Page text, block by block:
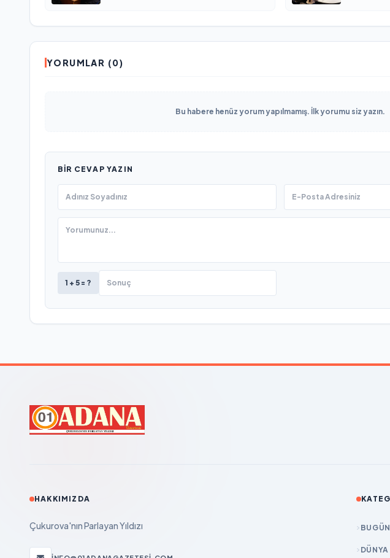
YORUMLAR (0)
Bu habere henüz yorum yapılmamış. İlk yorumu siz yazın.
BIR CEVAP YAZIN
1 + 5 = ?
HAKKIMIZDA
Çukurova'nın Parlayan Yıldızı BUGÜN
DÜNYA